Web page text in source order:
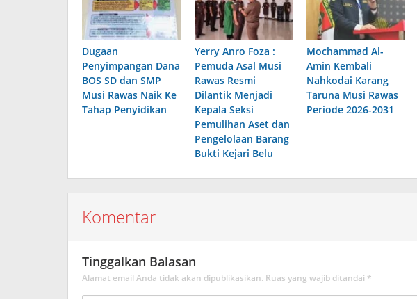
Dugaan
Penyimpangan Dana
BOS SD dan SMP
Musi Rawas Naik Ke
Tahap Penyidikan
Yerry Anro Foza :
Pemuda Asal Musi
Rawas Resmi
Dilantik Menjadi
Kepala Seksi
Pemulihan Aset dan
Pengelolaan Barang
Bukti Kejari Belu
Mochammad Al-
Amin Kembali
Nahkodai Karang
Taruna Musi Rawas
Periode 2026-2031
Komentar
Tinggalkan Balasan
Alamat email Anda tidak akan dipublikasikan. Ruas yang wajib ditandai *